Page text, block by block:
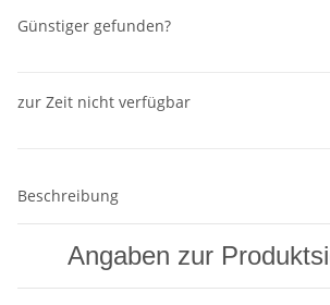
Günstiger gefunden?
zur Zeit nicht verfügbar
Beschreibung
Angaben zur